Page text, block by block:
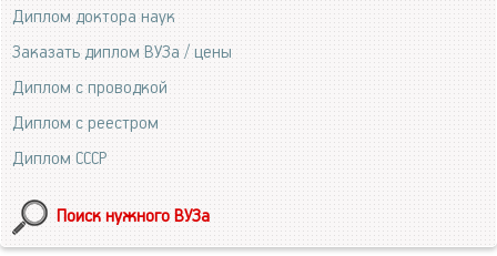
Диплом доктора наук
Заказать диплом ВУЗа / цены
Диплом с проводкой
Диплом с реестром
Диплом СССР
Поиск нужного ВУЗа